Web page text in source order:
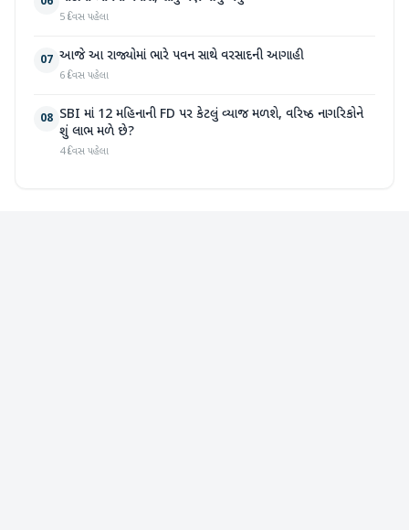
5 દિવસ પહેલા
07 આજે આ રાજ્યોમાં ભારે પવન સાથે વરસાદની આગાહી
6 દિવસ પહેલા
08 SBI માં 12 મહિનાની FD પર કેટલું વ્યાજ મળશે, વરિષ્ઠ નાગરિકોને
શું લાભ મળે છે?
4 દિવસ પહેલા